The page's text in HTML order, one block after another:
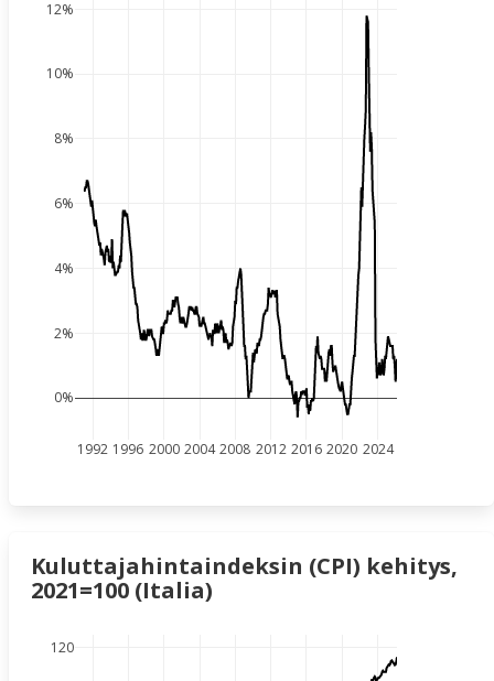
1992 1996 2000 20042008 2012 2016 2020 2024
0%
2%
4%
6%
8%
10%
12%
Kuluttajahintaindeksin (CPI) kehitys,
2021=100 (Italia)
120